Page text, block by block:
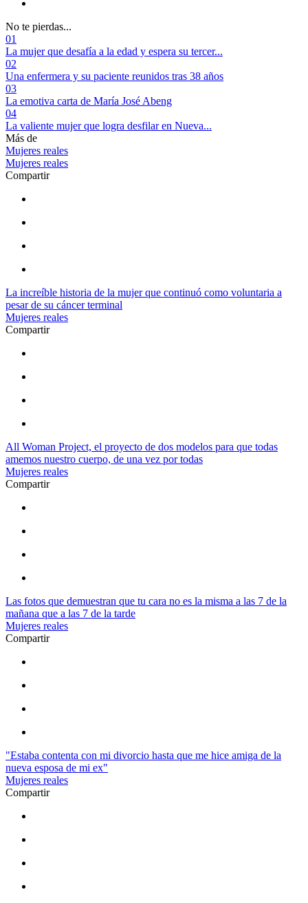
No te pierdas...
01
La mujer que desafía a la edad y espera su tercer...
02
Una enfermera y su paciente reunidos tras 38 años
03
La emotiva carta de María José Abeng
04
La valiente mujer que logra desfilar en Nueva...
Más de
Mujeres reales
Mujeres reales
Compartir
La increíble historia de la mujer que continuó como voluntaria a
pesar de su cáncer terminal
Mujeres reales
Compartir
All Woman Project, el proyecto de dos modelos para que todas
amemos nuestro cuerpo, de una vez por todas
Mujeres reales
Compartir
Las fotos que demuestran que tu cara no es la misma a las 7 de la
mañana que a las 7 de la tarde
Mujeres reales
Compartir
"Estaba contenta con mi divorcio hasta que me hice amiga de la
nueva esposa de mi ex"
Mujeres reales
Compartir